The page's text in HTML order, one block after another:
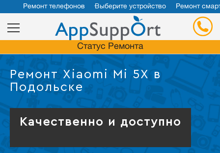
Ремонт телефонов Выберите устройство Ремонт
Статус Ремонта
Ремонт Xiaomi Mi 5X в
Подольске
Качественно и доступно